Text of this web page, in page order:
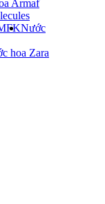
Armaf
hoa Zara
Nước